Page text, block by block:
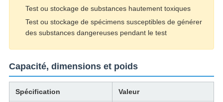
Test ou stockage de substances hautement toxiques
Test ou stockage de spécimens susceptibles de générer
des substances dangereuses pendant le test
Capacité, dimensions et poids
Spécification Valeur